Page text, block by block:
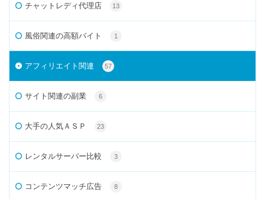
チャットレディ代理店 13
風俗関連の高額バイト 1
アフィリエイト関連 57
サイト関連の副業 6
大手の人気ＡＳＰ 23
レンタルサーバー比較 3
コンテンツマッチ広告 8